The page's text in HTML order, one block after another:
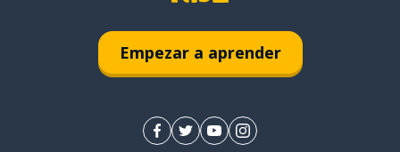
Empezar a aprender